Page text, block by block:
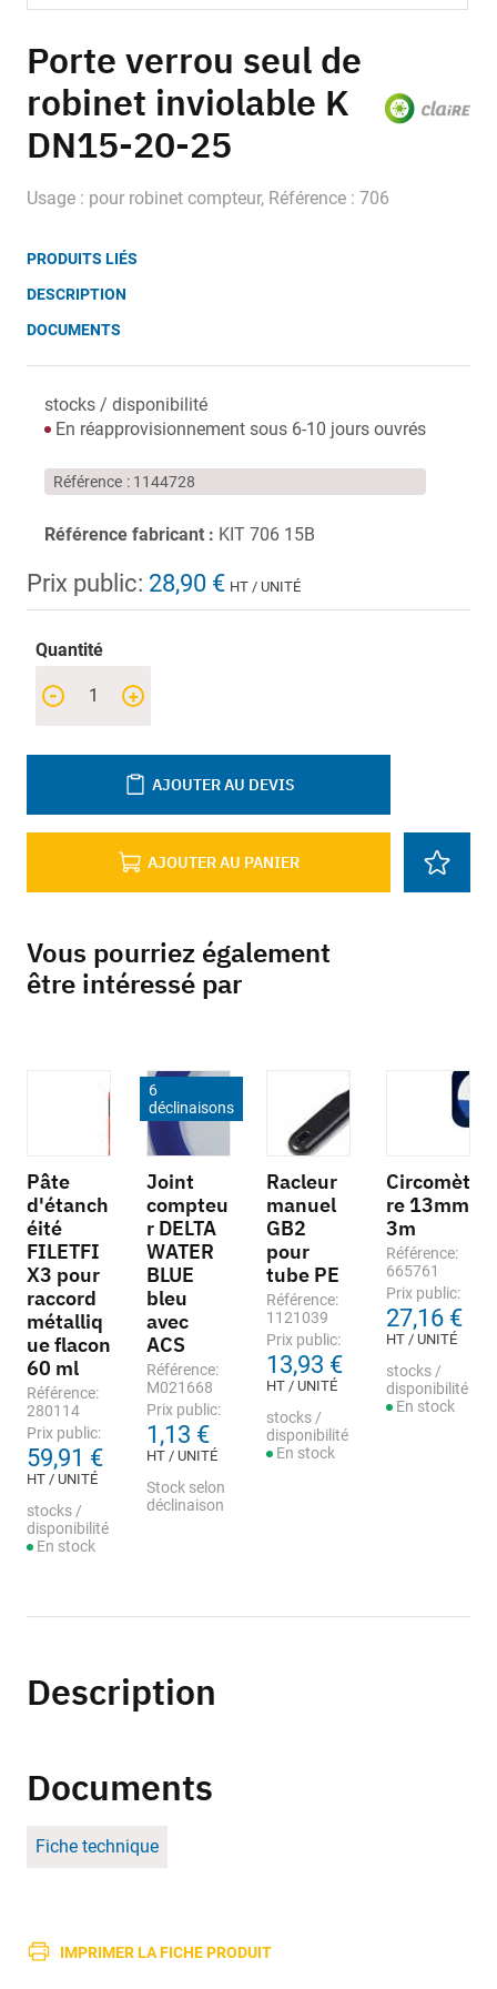
to
the
beginning
of
the
gallery
Porte verrou seul de
robinet inviolable K
DN15-20-25
Usage : pour robinet compteur, Référence : 706
PRODUITS LIÉS
DESCRIPTION
DOCUMENTS
stocks / disponibilité
En réapprovisionnement sous 6-10 jours ouvrés
Référence 1144728
Référence fabricant : KIT 706 15B
Prix public: 28,90 € HT / UNITÉ
Quantité
+
-
AJOUTER AU PANIER
AJOUTER AU DEVIS
Vous pourriez également
être intéressé par
Pâte
d'étanch
éité
FILETFI
X3 pour
raccord
métalliq
ue flacon
60 ml
Référence:
280114
Prix public:
59,91 €
HT / UNITÉ
stocks /
disponibilité
En stock
6
déclinaisons
Joint
compteu
r DELTA
WATER
BLUE
bleu
avec
ACS
Référence:
M021668
Prix public:
1,13 €
HT / UNITÉ
Stock selon
déclinaison
Racleur
manuel
GB2
pour
tube PE
Référence:
1121039
Prix public:
13,93 €
HT / UNITÉ
stocks /
disponibilité
En stock
Circomèt
re 13mm
3m
Référence:
665761
Prix public:
27,16 €
HT / UNITÉ
stocks /
disponibilité
En stock
Description
Documents
Fiche technique
IMPRIMER LA FICHE PRODUIT